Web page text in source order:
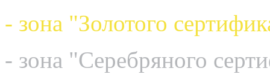
- зона "Золотого
- зона "Серебряного